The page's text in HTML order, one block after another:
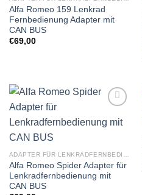
Alfa Romeo 159 Lenkrad
Fernbedienung Adapter mit
CAN BUS
€69,00
Wunschliste
Alfa Romeo Spider Adapter für
Lenkradfernbedienung mit
CAN BUS